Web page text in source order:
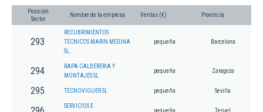
Posición
Sector
Nombre de la empresa Ventas (€) Provincia
293
RECUBRIMIENTOS
TECNICOS MARIN MEDINA
SL.
pequeña Barcelona
294
RAPA CALDERERIA Y
MONTAJES SL
pequeña Zaragoza
295 TECNOVIGUER SL pequeña Sevilla
SERVICIOS E
pequeña Teruel